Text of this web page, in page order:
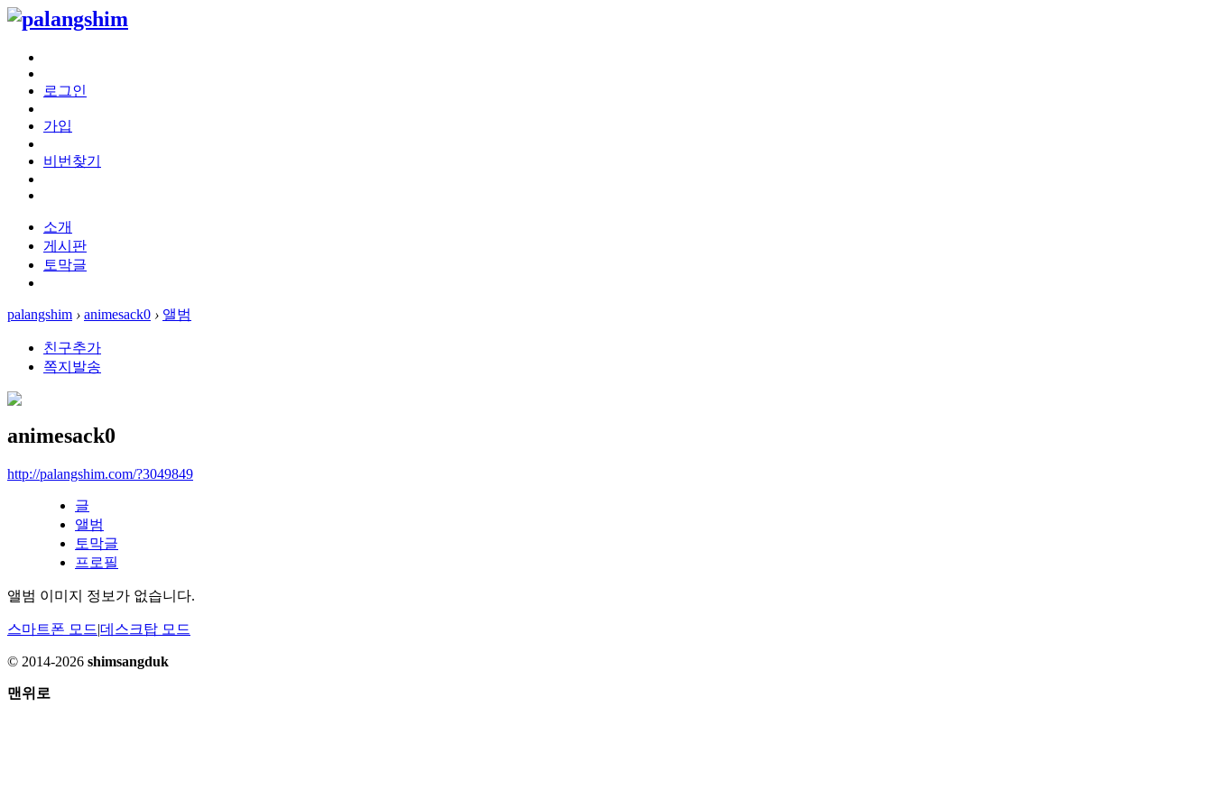
로그인
가입
비번찾기
소개
게시판
토막글
palangshim › animesack0 › 앨범
친구추가
쪽지발송
animesack0
http://palangshim.com/?3049849
글
앨범
토막글
프로필
앨범 이미지 정보가 없습니다.
스마트폰 모드|데스크탑 모드
© 2014-2026 shimsangduk
맨위로